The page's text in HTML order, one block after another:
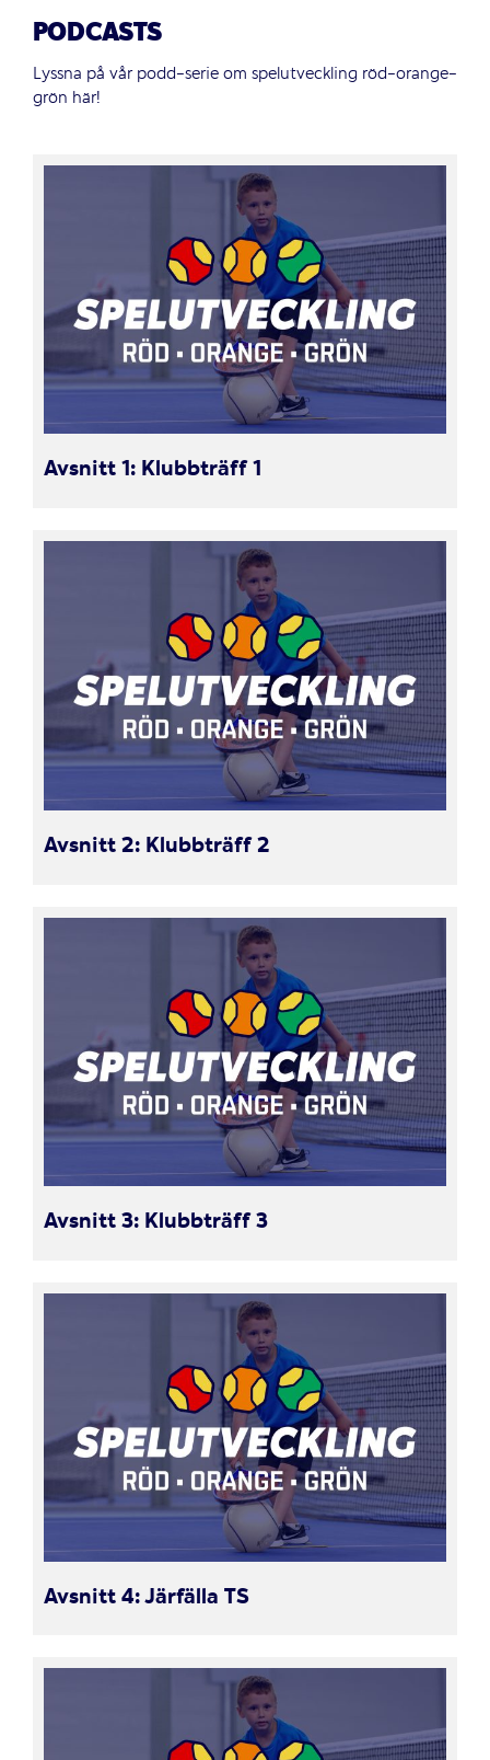
PODCASTS
Lyssna på vår podd-serie om spelutveckling röd-orange-
grön här!
Avsnitt 1: Klubbträff 1
Avsnitt 2: Klubbträff 2
Avsnitt 3: Klubbträff 3
Avsnitt 4: Järfälla TS